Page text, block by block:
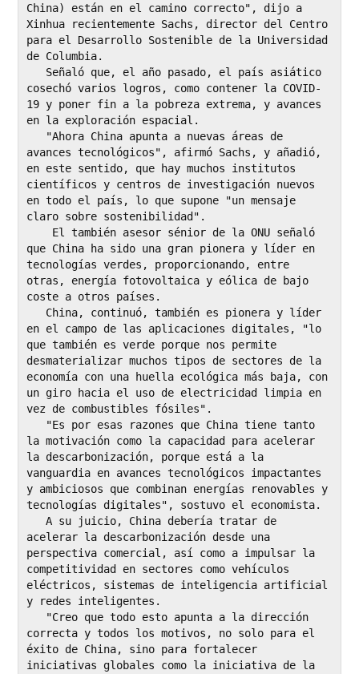
China) están en el camino correcto", dijo a
Xinhua recientemente Sachs, director del Centro
para el Desarrollo Sostenible de la Universidad
de Columbia.
cosechó varios logros, como contener la COVID-
19 y poner fin a la pobreza extrema, y avances
en la exploración espacial.
avances tecnológicos", afirmó Sachs, y añadió,
en este sentido, que hay muchos institutos
científicos y centros de investigación nuevos
en todo el país, lo que supone "un mensaje
claro sobre sostenibilidad".
que China ha sido una gran pionera y líder en
tecnologías verdes, proporcionando, entre
otras, energía fotovoltaica y eólica de bajo
coste a otros países.
en el campo de las aplicaciones digitales, "lo
que también es verde porque nos permite
desmaterializar muchos tipos de sectores de la
economía con una huella ecológica más baja, con
un giro hacia el uso de electricidad limpia en
vez de combustibles fósiles".
la motivación como la capacidad para acelerar
la descarbonización, porque está a la
vanguardia en avances tecnológicos impactantes
y ambiciosos que combinan energías renovables y
tecnologías digitales", sostuvo el economista.
   A su juicio, China debería tratar de
acelerar la descarbonización desde una
perspectiva comercial, así como a impulsar la
competitividad en sectores como vehículos
eléctricos, sistemas de inteligencia artificial
y redes inteligentes.
correcta y todos los motivos, no solo para el
éxito de China, sino para fortalecer
iniciativas globales como la iniciativa de la